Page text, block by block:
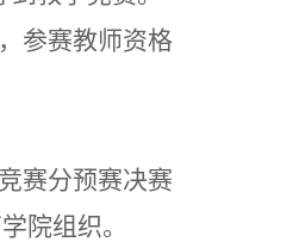
参赛教师资格
赛分预赛决赛
院组织。